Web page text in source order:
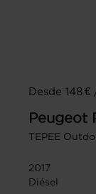
Desde 148 €
Peugeot
TEPEE
2017
Diésel